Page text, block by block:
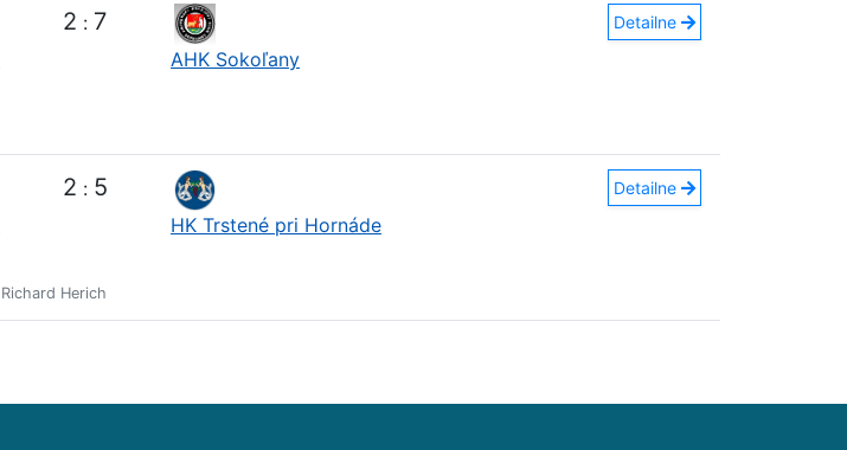
2 : 7
AHK Sokoľany
Detailne
2 : 5
HK Trstené pri Hornáde
Detailne
Richard Herich